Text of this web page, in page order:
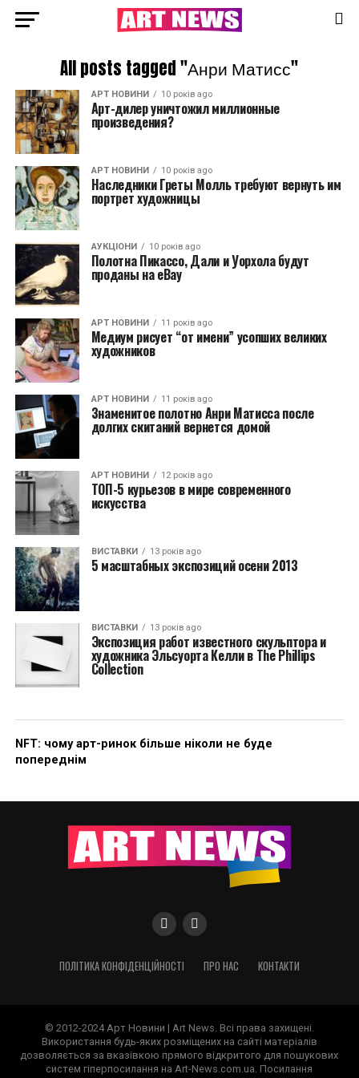
All posts tagged "Анри Матисс"
АРТ НОВИНИ 10 років ago
Арт-дилер уничтожил миллионные
произведения?
АРТ НОВИНИ 10 років ago
Наследники Греты Молль требуют вернуть им
портрет художницы
АУКЦІОНИ 10 років ago
Полотна Пикассо, Дали и Уорхола будут
проданы на eBay
АРТ НОВИНИ 11 років ago
Медиум рисует “от имени” усопших великих
художников
АРТ НОВИНИ 11 років ago
Знаменитое полотно Анри Матисса после
долгих скитаний вернется домой
АРТ НОВИНИ 12 років ago
ТОП-5 курьезов в мире современного
искусства
ВИСТАВКИ 13 років ago
5 масштабных экспозиций осени 2013
ВИСТАВКИ 13 років ago
Экспозиция работ известного скульптора и
художника Эльсуорта Келли в The Phillips
Collection
NFT: чому арт-ринок більше ніколи не буде
попереднім
ПОЛІТИКА КОНФІДЕНЦІЙНОСТІ ПРО НАС КОНТАКТИ
© 2012-2024 Арт Новини | Art News. Всі права захищені.
Використання будь-яких розміщених на сайті матеріалів
дозволяється за вказівкою прямого відкритого для пошукових
систем гіперпосилання на Art-News.com.ua. Посилання